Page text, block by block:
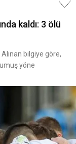
kaldı: 3 ölü
bilgiye göre,
yöne